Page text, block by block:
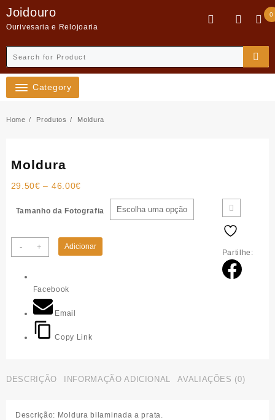
content
Joidouro
Ourivesaria e Relojoaria
0
Category
Home Produtos Moldura
Moldura
29.50€ – 46.00€
29.50€
through
46.00€
Tamanho da Fotografia
-
Quantidade
de
+ Adicionar
Partilhe:
Facebook
Email
Copy Link
DESCRIÇÃO INFORMAÇÃO ADICIONAL AVALIAÇÕES (0)
Descrição: Moldura bilaminada a prata.